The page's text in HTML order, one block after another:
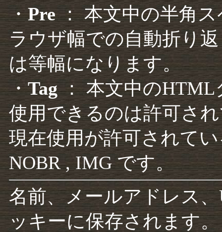
・Pre： 本文中の半角
ラウザ幅での自動折り
は等幅になります。
・Tag： 本文中のHTML
使用できるのは許可さ
現在使用が許可されて
NOBR , IMG です。
名前、メールアドレス
ッキーに保存されます。